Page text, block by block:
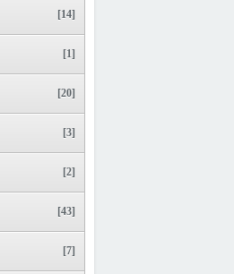
[14]
[1]
[20]
[3]
[2]
[43]
[7]